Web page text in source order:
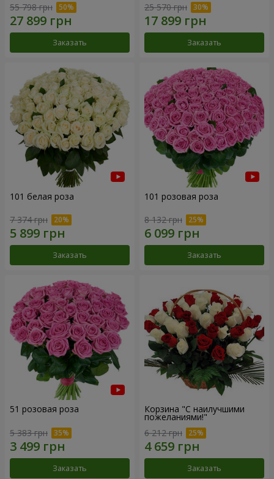
55 798 грн
Заказать
25 570 грн
Заказать
101 белая роза
7 374 грн
Заказать
101 розовая роза
8 132 грн
Заказать
51 розовая роза
5 383 грн
Заказать
Корзина "С наилучшими
пожеланиями!"
6 212 грн
Заказать